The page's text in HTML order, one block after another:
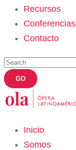
Recursos
Conferencias
Contacto
Inicio
Somos